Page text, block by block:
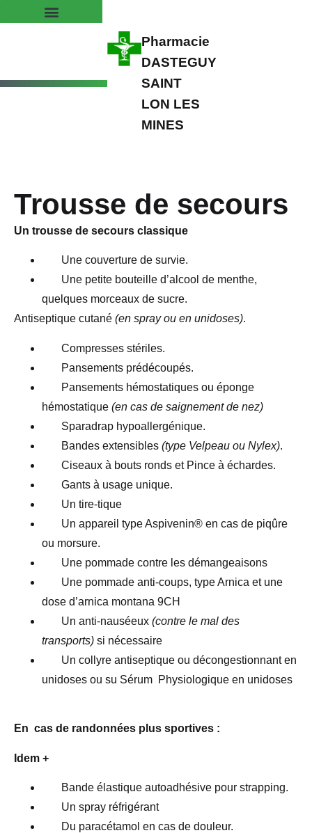
Pharmacie
DASTEGUY
SAINT
LON LES
MINES
Trousse de secours
Un trousse de secours classique
Une couverture de survie.
Une petite bouteille d’alcool de menthe,
quelques morceaux de sucre.
Antiseptique cutané (en spray ou en unidoses).
Compresses stériles.
Pansements prédécoupés.
Pansements hémostatiques ou éponge
hémostatique (en cas de saignement de nez)
Sparadrap hypoallergénique.
Bandes extensibles (type Velpeau ou Nylex).
Ciseaux à bouts ronds et Pince à échardes.
Gants à usage unique.
Un tire-tique
Un appareil type Aspivenin® en cas de piqûre
ou morsure.
Une pommade contre les démangeaisons
Une pommade anti-coups, type Arnica et une
dose d’arnica montana 9CH
Un anti-nauséeux (contre le mal des
transports) si nécessaire
Un collyre antiseptique ou décongestionnant en
unidoses ou su Sérum Physiologique en unidoses
En cas de randonnées plus sportives :
Idem +
Bande élastique autoadhésive pour strapping.
Un spray réfrigérant
Du paracétamol en cas de douleur.